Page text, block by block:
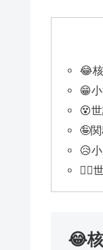
😂
😁
😵
🤪
😥
🙋‍♂️
😂